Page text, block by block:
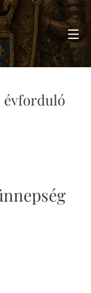
évforduló